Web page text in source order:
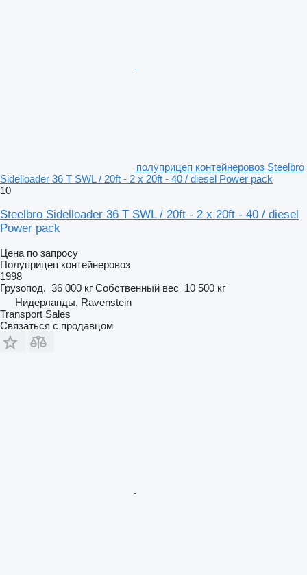
полуприцеп контейнеровоз Steelbro
Sidelloader 36 T SWL / 20ft - 2 x 20ft - 40 / diesel Power pack
10
Steelbro Sidelloader 36 T SWL / 20ft - 2 x 20ft - 40 / diesel
Power pack
Цена по запросу
Полуприцеп контейнеровоз
1998
Грузопод. 36 000 кг Собственный вес 10 500 кг
Нидерланды, Ravenstein
Transport Sales
Связаться с продавцом